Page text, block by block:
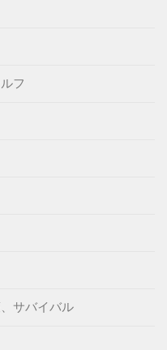
フ
サバイバル